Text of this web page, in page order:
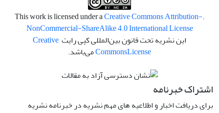
.This work is licensed under a
Creative Commons Attribution-
NonCommercial-ShareAlike 4.0 International License
این نشریه تحت قانون بین‌المللی کپی رایت Creative
CommonsLicense می‌باشد.
اشتراک خبرنامه
برای دریافت اخبار و اطلاعیه های مهم نشریه در خبرنامه نشریه